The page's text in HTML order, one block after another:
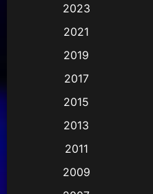
2023
2021
2019
2017
2015
2013
2011
2009